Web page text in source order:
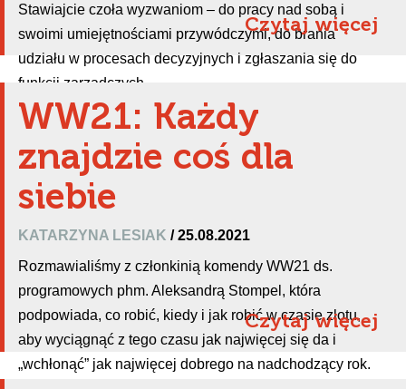
Stawiajcie czoła wyzwaniom – do pracy nad sobą i
swoimi umiejętnościami przywódczymi, do brania
udziału w procesach decyzyjnych i zgłaszania się do
funkcji zarządczych.
Czytaj więcej
WW21: Każdy
znajdzie coś dla
siebie
KATARZYNA LESIAK / 25.08.2021
Rozmawialiśmy z członkinią komendy WW21 ds.
programowych phm. Aleksandrą Stompel, która
podpowiada, co robić, kiedy i jak robić w czasie zlotu,
aby wyciągnąć z tego czasu jak najwięcej się da i
„wchłonąć” jak najwięcej dobrego na nadchodzący rok.
Czytaj więcej